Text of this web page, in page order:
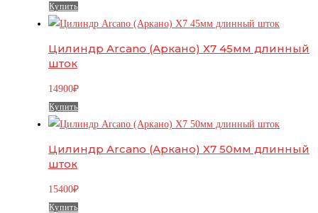
Купить
Цилиндр Arcano (Аркано) Х7 45мм длинный
шток
14900₽
Купить
Цилиндр Arcano (Аркано) Х7 50мм длинный
шток
15400₽
Купить